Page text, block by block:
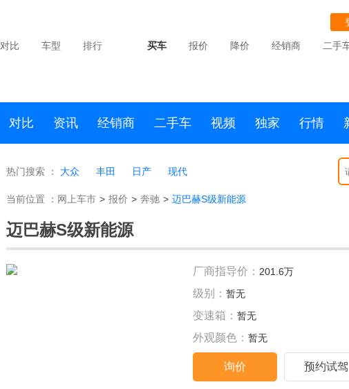
对比 车型 排行 买车 报价 降价 经销商 二手
对比 资讯 经销商 二手车 视频 独家 行情
热门搜索 ： 大众 丰田 日产 现代
当前位置 ： 网上车市 > 报价 > 奔驰 > 迈巴赫S级新能源
迈巴赫S级新能源
厂商指导价： 201.6万
级别： 暂无
变速箱： 暂无
外观颜色： 暂无
询价 预约试驾